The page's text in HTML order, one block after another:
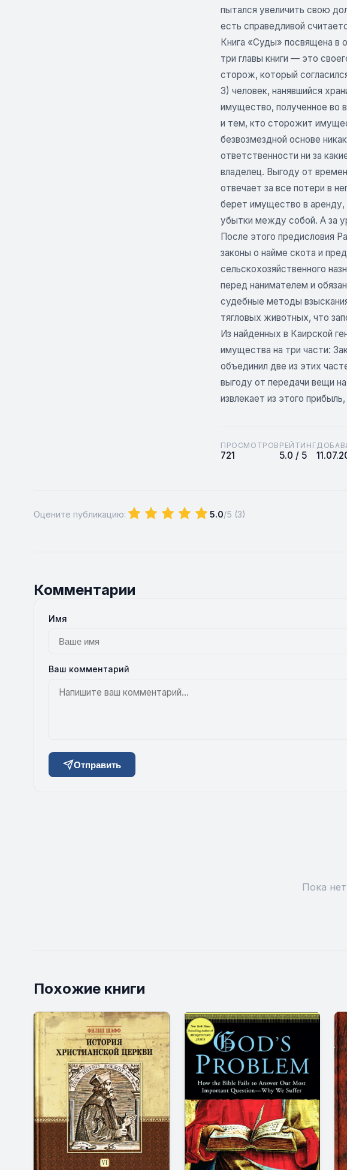
пытался увеличить свою
есть справедливой
Книга «Суды» посвящена в
три главы книги — это
сторож, который
3) человек, нанявшийся
имущество, полученное во
и тем, кто сторожит
безвозмездной основе
ответственности ни за
владелец. Выгоду от
отвечает за все потери в
берет имущество в
убытки между собой. А за
После этого предисловия
законы о найме скота и
сельскохозяйственного
перед нанимателем и
судебные методы
тягловых животных, что
Из найденных в Каирской
имущества на три части:
объединил две из этих
выгоду от передачи вещи
извлекает из этого
ПРОСМОТРОВ
721
РЕЙТИНГ
5.0 / 5
Оцените публикацию: 5.0/5 (3)
Комментарии
Имя
Ваш комментарий
Отправить
Пока
Похожие книги